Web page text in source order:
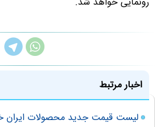
اخبار مرتبط
لیست قیمت جدید محصولات ایران